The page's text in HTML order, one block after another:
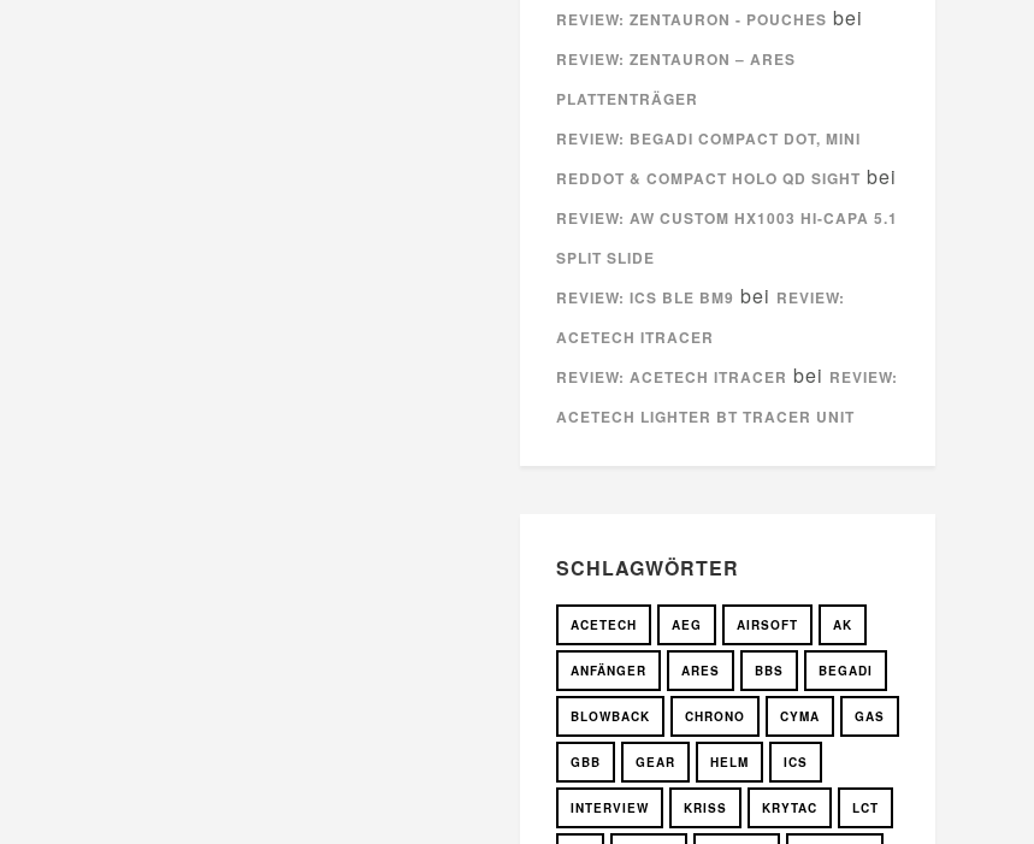
REVIEW: ZENTAURON - POUCHES bei
REVIEW: ZENTAURON – ARES
PLATTENTRÄGER
REVIEW: BEGADI COMPACT DOT, MINI
REDDOT & COMPACT HOLO QD SIGHT bei
REVIEW: AW CUSTOM HX1003 HI-CAPA 5.1
SPLIT SLIDE
REVIEW: ICS BLE BM9 bei REVIEW:
ACETECH ITRACER
REVIEW: ACETECH ITRACER bei REVIEW:
ACETECH LIGHTER BT TRACER UNIT
SCHLAGWÖRTER
ACETECH AEG AIRSOFT AK
ANFÄNGER ARES BBS BEGADI
BLOWBACK CHRONO CYMA GAS
GBB GEAR HELM ICS
INTERVIEW KRISS KRYTAC LCT